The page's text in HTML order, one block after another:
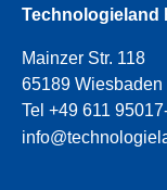
Technologieland
Mainzer Str. 118
65189 Wiesbaden
Tel +49 611